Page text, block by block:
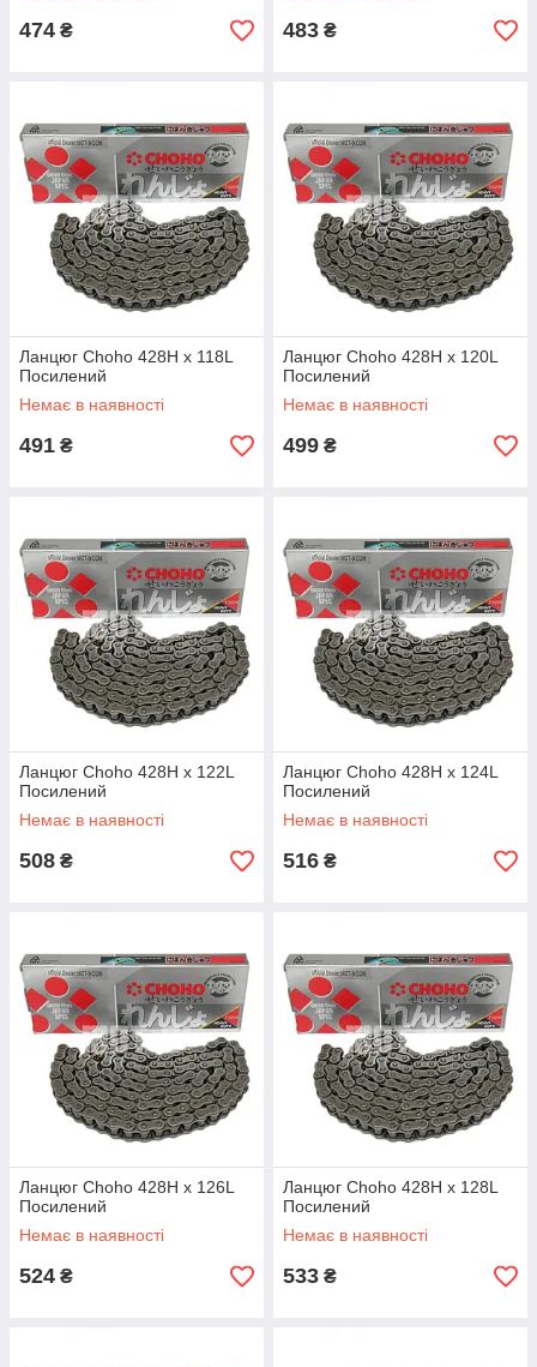
474 ₴ 483 ₴
Ланцюг Choho 428H x 118L
Посилений
Немає в наявності
491 ₴
Ланцюг Choho 428H x 120L
Посилений
Немає в наявності
499 ₴
Ланцюг Choho 428H x 122L
Посилений
Немає в наявності
508 ₴
Ланцюг Choho 428H x 124L
Посилений
Немає в наявності
516 ₴
Ланцюг Choho 428H x 126L
Посилений
Немає в наявності
524 ₴
Ланцюг Choho 428H x 128L
Посилений
Немає в наявності
533 ₴